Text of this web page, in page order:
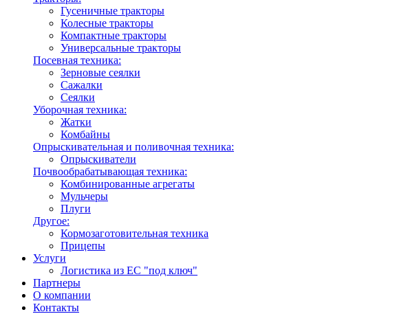
Гусеничные тракторы
Колесные тракторы
Компактные тракторы
Универсальные тракторы
Посевная техника:
Зерновые сеялки
Сажалки
Сеялки
Уборочная техника:
Жатки
Комбайны
Опрыскивательная и поливочная техника:
Опрыскиватели
Почвообрабатывающая техника:
Комбинированные агрегаты
Мульчеры
Плуги
Другое:
Кормозаготовительная техника
Прицепы
Услуги
Логистика из ЕС "под ключ"
Партнеры
О компании
Контакты